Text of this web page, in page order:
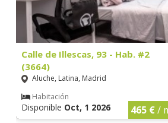
Calle de Illescas, 93 - Hab. #2
(3664)
Aluche, Latina, Madrid
Habitación
Disponible Oct, 1 2026 465 €/